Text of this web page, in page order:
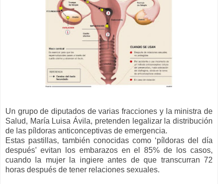
Un grupo de diputados de varias fracciones y la ministra de
Salud, María Luisa Ávila, pretenden legalizar la distribución
de las píldoras anticonceptivas de emergencia.
Estas pastillas, también conocidas como ‘píldoras del día
después’ evitan los embarazos en el 85% de los casos,
cuando la mujer la ingiere antes de que transcurran 72
horas después de tener relaciones sexuales.